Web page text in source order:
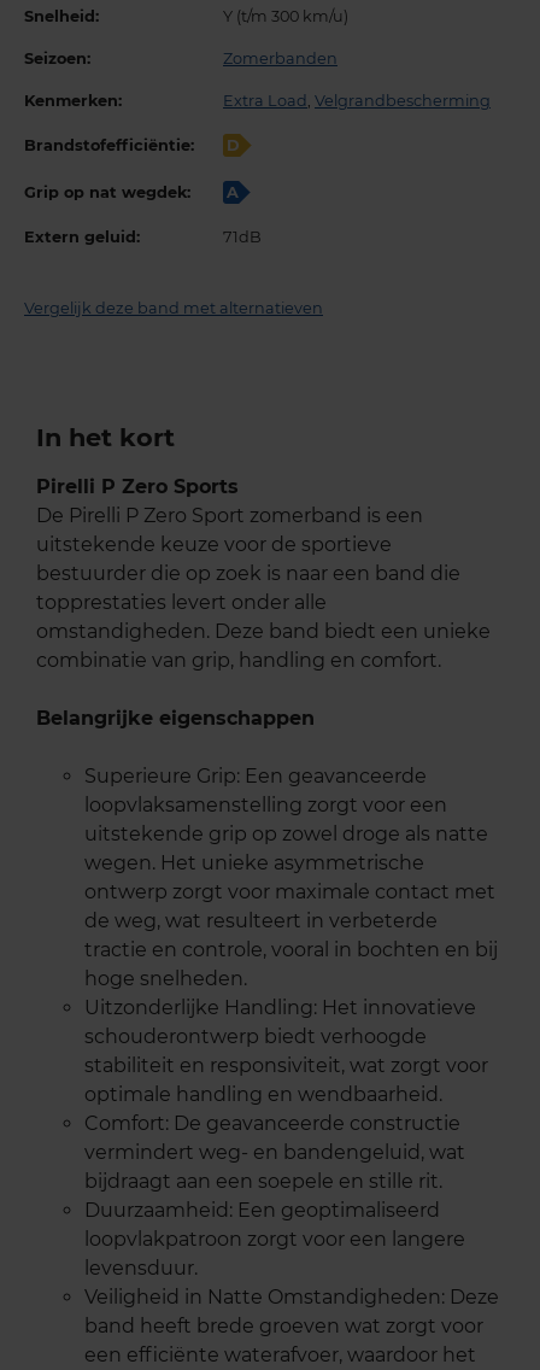
Snelheid: Y (t/m 300 km/u)
Seizoen: Zomerbanden
Kenmerken: Extra Load , Velgrandbescherming
Brandstofefficiëntie: D
Grip op nat wegdek: A
Extern geluid: 71dB
Vergelijk deze band met alternatieven
In het kort
Pirelli P Zero Sports
De Pirelli P Zero Sport zomerband is een
uitstekende keuze voor de sportieve
bestuurder die op zoek is naar een band die
topprestaties levert onder alle
omstandigheden. Deze band biedt een unieke
combinatie van grip, handling en comfort.
Belangrijke eigenschappen
Superieure Grip: Een geavanceerde
loopvlaksamenstelling zorgt voor een
uitstekende grip op zowel droge als natte
wegen. Het unieke asymmetrische
ontwerp zorgt voor maximale contact met
de weg, wat resulteert in verbeterde
tractie en controle, vooral in bochten en bij
hoge snelheden.
Uitzonderlijke Handling: Het innovatieve
schouderontwerp biedt verhoogde
stabiliteit en responsiviteit, wat zorgt voor
optimale handling en wendbaarheid.
Comfort: De geavanceerde constructie
vermindert weg- en bandengeluid, wat
bijdraagt aan een soepele en stille rit.
Duurzaamheid: Een geoptimaliseerd
loopvlakpatroon zorgt voor een langere
levensduur.
Veiligheid in Natte Omstandigheden: Deze
band heeft brede groeven wat zorgt voor
een efficiënte waterafvoer, waardoor het